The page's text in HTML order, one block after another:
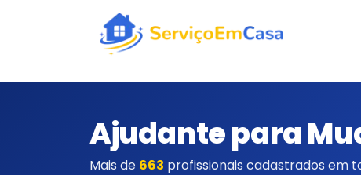
Ajudante para
Mais de 663 profissionais cadastrados em